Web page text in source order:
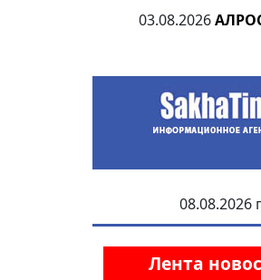
03.08.2026
08.08.2026
Лента